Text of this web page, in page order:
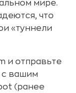
мире.
что
«туннели
и отправьте
вашим
(ранее